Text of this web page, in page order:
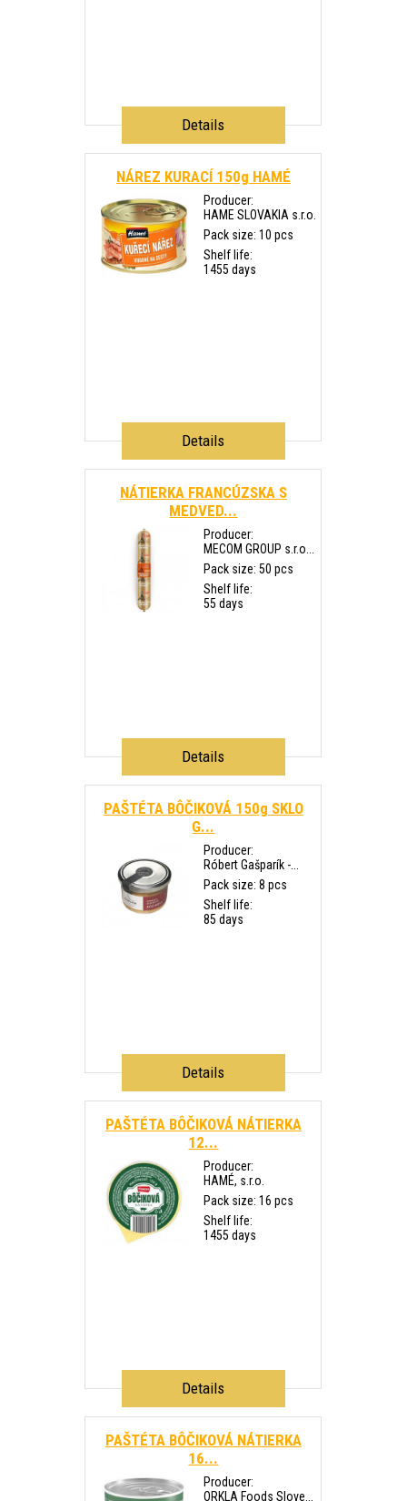
Details
NÁREZ KURACÍ 150g HAMÉ
Producer:
HAME SLOVAKIA s.r.o.
Pack size: 10 pcs
Shelf life:
1455 days
Details
NÁTIERKA FRANCÚZSKA S
MEDVED...
Producer:
MECOM GROUP s.r.o...
Pack size: 50 pcs
Shelf life:
55 days
Details
PAŠTÉTA BÔČIKOVÁ 150g SKLO
G...
Producer:
Róbert Gašparík -...
Pack size: 8 pcs
Shelf life:
85 days
Details
PAŠTÉTA BÔČIKOVÁ NÁTIERKA
12...
Producer:
HAMÉ, s.r.o.
Pack size: 16 pcs
Shelf life:
1455 days
Details
PAŠTÉTA BÔČIKOVÁ NÁTIERKA
16...
Producer:
ORKLA Foods Slove...